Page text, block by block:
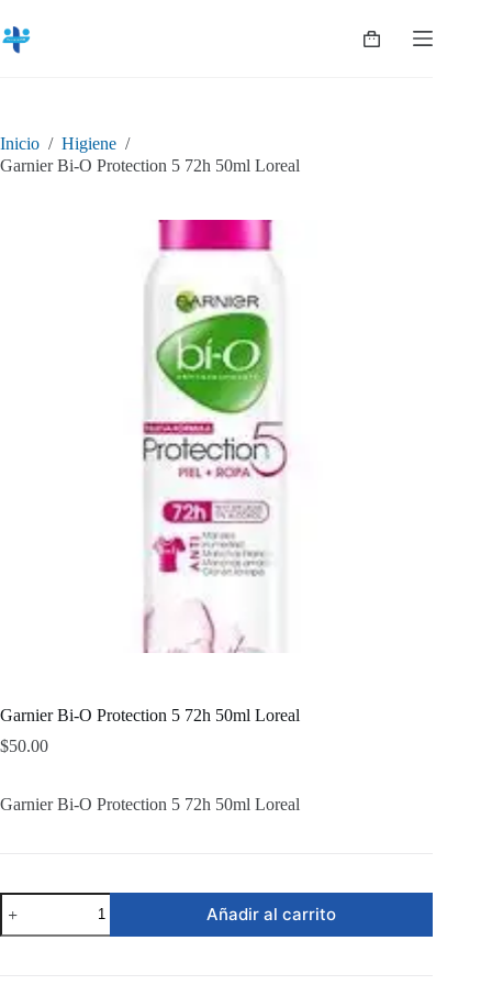
al
contenido
Shopping
Inicio / Higiene /
Garnier Bi-O Protection 5 72h 50ml Loreal
Garnier Bi-O Protection 5 72h 50ml Loreal
$50.00
Garnier Bi-O Protection 5 72h 50ml Loreal
Garnier
Bi-
O
Añadir al carrito